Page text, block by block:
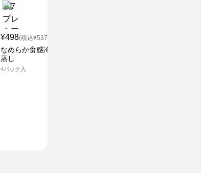
¥498(税込¥537.84)
なめらか食感冷し茶わん
蒸し
4パック入